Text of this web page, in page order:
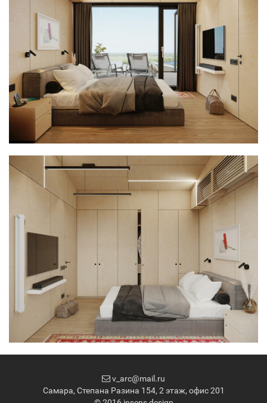
v_arc@mail.ru
Самара, Степана Разина 154, 2 этаж, офис 201